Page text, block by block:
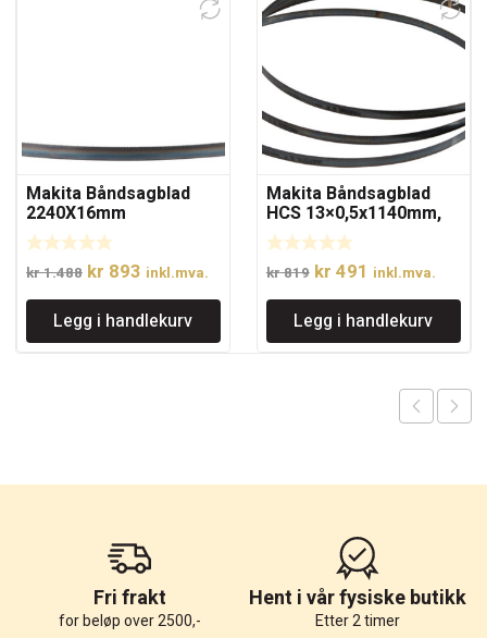
Makita Båndsagblad
2240X16mm
kr1.488 Opprinnelig
pris
var:
kr 1.488.
kr 893 Nåværende
pris
er:
kr 893.
inkl.mva.
Legg i handlekurv
Makita Båndsagblad
HCS 13×0,5x1140mm,
4mm
kr819 Opprinnelig
pris
var:
kr 819.
kr 491 Nåværende
pris
er:
kr 491.
inkl.mva.
Legg i handlekurv
Fri frakt
for beløp over 2500,-
Hent i vår fysiske butikk
Etter 2 timer